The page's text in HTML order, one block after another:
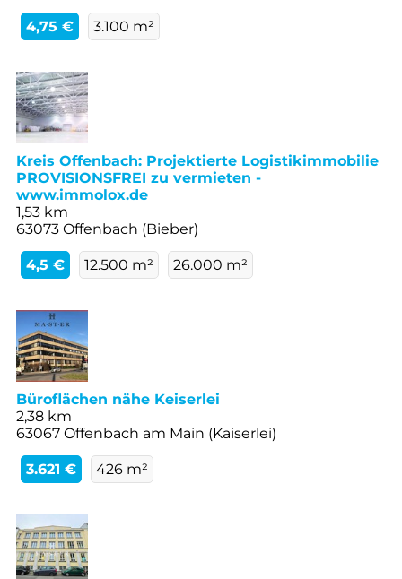
4,75 € 3.100 m²
Kreis Offenbach: Projektierte Logistikimmobilie
PROVISIONSFREI zu vermieten -
www.immolox.de
1,53 km
63073 Offenbach (Bieber)
4,5 € 12.500 m² 26.000 m²
Büroflächen nähe Keiserlei
2,38 km
63067 Offenbach am Main (Kaiserlei)
3.621 € 426 m²